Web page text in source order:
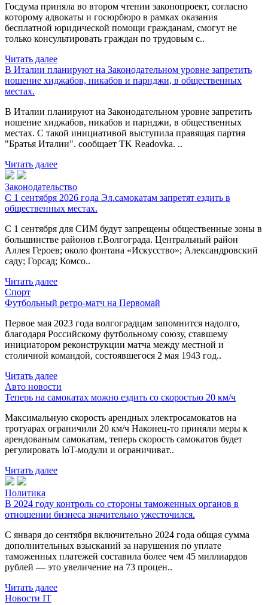
Госдума приняла во втором чтении законопроект, согласно
которому адвокаты и госюрбюро в рамках оказания
бесплатной юридической помощи гражданам, смогут не
только консультировать граждан по трудовым с..
Читать далее
В Италии планируют на Законодательном уровне запретить
ношение хиджабов, никабов и парнджи, в общественных
местах.
В Италии планируют на Законодательном уровне запретить
ношение хиджабов, никабов и парнджи, в общественных
местах. С такой инициативой выступила правящая партия
"Братья Италии". сообщает TK Readovka. ..
Читать далее
Законодательство
С 1 сентября 2026 года Эл.самокатам запретят ездить в
общественных местах.
С 1 сентября для СИМ будут запрещены общественные зоны в
большинстве районов г.Волгограда. Центральный район
Аллея Героев; около фонтана «Искусство»; Александровский
саду; Горсад; Комсо..
Читать далее
Спорт
Футбольный ретро-матч на Первомай
Первое мая 2023 года волгоградцам запомнится надолго,
благодаря Российскому футбольному союзу, ставшему
инициатором реконструкции матча между местной и
столичной командой, состоявшегося 2 мая 1943 год..
Читать далее
Авто новости
Теперь на самокатах можно ездить со скоростью 20 км/ч
Максимальную скорость арендных электросамокатов на
тротуарах ограничили 20 км/ч Наконец-то приняли меры к
арендованым самокатам, теперь скорость самокатов будет
регулировать IoT-модули и ограничиват..
Читать далее
Политика
В 2024 году контроль со стороны таможенных органов в
отношении бизнеса значительно ужесточился.
С января до сентября включительно 2024 года общая сумма
дополнительных взысканий за нарушения по уплате
таможенных платежей составила более чем 45 миллиардов
рублей — это увеличение на 73 процен..
Читать далее
Новости IT